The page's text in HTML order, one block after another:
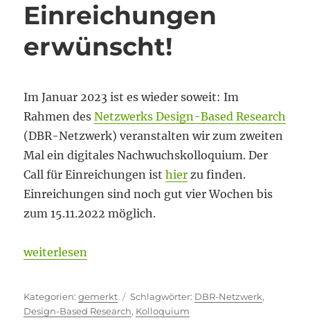
Einreichungen
erwünscht!
Im Januar 2023 ist es wieder soweit: Im
Rahmen desNetzwerks Design-Based Research
(DBR-Netzwerk) veranstalten wir zum zweiten
Mal ein digitales Nachwuchskolloquium. Der
Call für Einreichungen isthier zu finden.
Einreichungen sind noch gut vier Wochen bis
zum 15.11.2022 möglich.
„Design-Based Research: Einreichungen
weiterlesen
Kategorien
gemerkt Schlagwörter
DBR-Netzwerk,
Design-Based Research, Kolloquium